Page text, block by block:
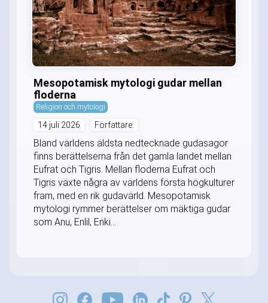
Mesopotamisk mytologi gudar mellan
floderna
Religion och mytologi
14 juli 2026 Författare:
Bland världens äldsta nedtecknade gudasagor
finns berättelserna från det gamla landet mellan
Eufrat och Tigris. Mellan floderna Eufrat och
Tigris växte några av världens första högkulturer
fram, med en rik gudavärld. Mesopotamisk
mytologi rymmer berättelser om mäktiga gudar
som Anu, Enlil, Enki...